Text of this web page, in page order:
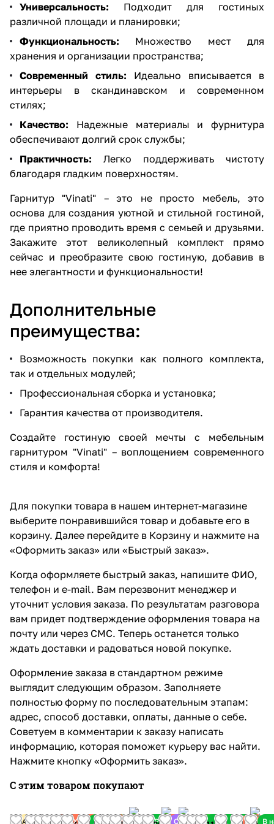
Универсальность: Подходит для гостиных
различной площади и планировки;
Функциональность: Множество мест для
хранения и организации пространства;
Современный стиль: Идеально вписывается в
интерьеры в скандинавском и современном
стилях;
Качество: Надежные материалы и фурнитура
обеспечивают долгий срок службы;
Практичность: Легко поддерживать чистоту
благодаря гладким поверхностям.
Гарнитур "Vinati" – это не просто мебель, это
основа для создания уютной и стильной гостиной,
где приятно проводить время с семьей и друзьями.
Закажите этот великолепный комплект прямо
сейчас и преобразите свою гостиную, добавив в
нее элегантности и функциональности!
Дополнительные
преимущества:
Возможность покупки как полного комплекта,
так и отдельных модулей;
Профессиональная сборка и установка;
Гарантия качества от производителя.
Создайте гостиную своей мечты с мебельным
гарнитуром "Vinati" – воплощением современного
стиля и комфорта!
Для покупки товара в нашем интернет-магазине
выберите понравившийся товар и добавьте его в
корзину. Далее перейдите в Корзину и нажмите на
«Оформить заказ» или «Быстрый заказ».
Когда оформляете быстрый заказ, напишите ФИО,
телефон и e-mail. Вам перезвонит менеджер и
уточнит условия заказа. По результатам разговора
вам придет подтверждение оформления товара на
почту или через СМС. Теперь останется только
ждать доставки и радоваться новой покупке.
Оформление заказа в стандартном режиме
выглядит следующим образом. Заполняете
полностью форму по последовательным этапам:
адрес, способ доставки, оплаты, данные о себе.
Советуем в комментарии к заказу написать
информацию, которая поможет курьеру вас найти.
Нажмите кнопку «Оформить заказ».
С этим товаром покупают
АкцияХит ХитХитХитХит
ВХит ХитХитРаспродажа
Распродажа
ХитСоветуем
НовинкаВ В В Хит В